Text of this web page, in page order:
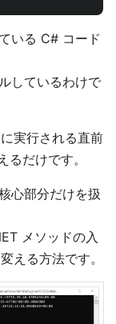
いる C# コード
しているわけで
実行される直前
だけです。
心部分だけを扱
メソッドの入
える方法です。